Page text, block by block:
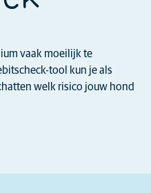
vaak moeilijk te
tool kun je als
welk risico jouw hond